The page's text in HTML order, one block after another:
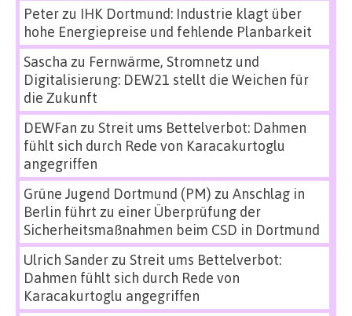
Peterzu IHK Dortmund: Industrie klagt über
hohe Energiepreise und fehlende Planbarkeit
Sascha zu Fernwärme, Stromnetz und
Digitalisierung: DEW21 stellt die Weichen für
die Zukunft
DEWFan zu Streit ums Bettelverbot: Dahmen
fühlt sich durch Rede von Karacakurtoglu
angegriffen
Grüne Jugend Dortmund (PM) zu Anschlag in
Berlin führt zu einer Überprüfung der
Sicherheitsmaßnahmen beim CSD in Dortmund
Ulrich Sanderzu Streit ums Bettelverbot:
Dahmen fühlt sich durch Rede von
Karacakurtoglu angegriffen